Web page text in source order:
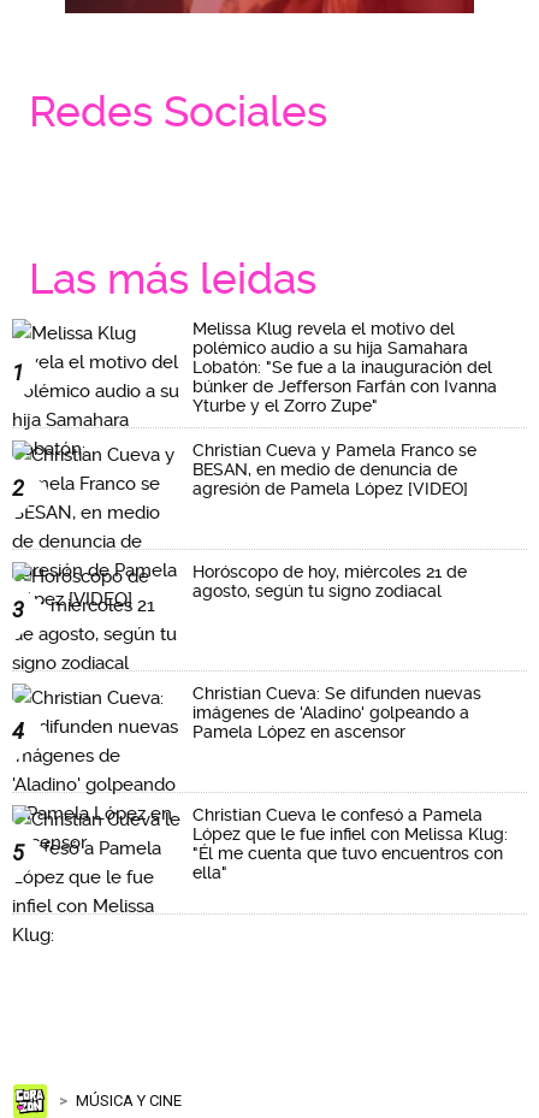
Redes Sociales
Las más leidas
1
Melissa Klug revela el motivo del
polémico audio a su hija Samahara
Lobatón: "Se fue a la inauguración del
búnker de Jefferson Farfán con Ivanna
Yturbe y el Zorro Zupe"
2
Christian Cueva y Pamela Franco se
BESAN, en medio de denuncia de
agresión de Pamela López [VIDEO]
3
Horóscopo de hoy, miércoles 21 de
agosto, según tu signo zodiacal
4
Christian Cueva: Se difunden nuevas
imágenes de 'Aladino' golpeando a
Pamela López en ascensor
5
Christian Cueva le confesó a Pamela
López que le fue infiel con Melissa Klug:
"Él me cuenta que tuvo encuentros con
ella"
MÚSICA Y CINE